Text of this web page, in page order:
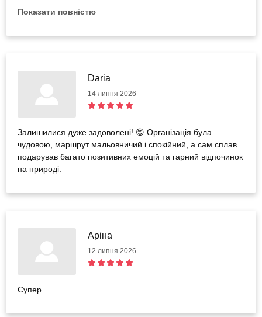
Показати повністю
Daria
14 липня 2026
Залишилися дуже задоволені! 😊 Організація була
чудовою, маршрут мальовничий і спокійний, а сам сплав
подарував багато позитивних емоцій та гарний відпочинок
на природі.
Аріна
12 липня 2026
Супер